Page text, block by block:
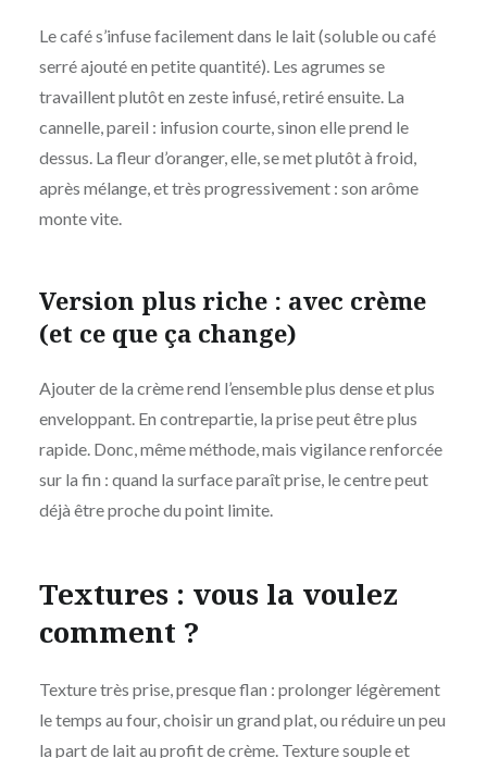
Le café s’infuse facilement dans le lait (soluble ou café
serré ajouté en petite quantité). Les agrumes se
travaillent plutôt en zeste infusé, retiré ensuite. La
cannelle, pareil : infusion courte, sinon elle prend le
dessus. La fleur d’oranger, elle, se met plutôt à froid,
après mélange, et très progressivement : son arôme
monte vite.
Version plus riche : avec crème
(et ce que ça change)
Ajouter de la crème rend l’ensemble plus dense et plus
enveloppant. En contrepartie, la prise peut être plus
rapide. Donc, même méthode, mais vigilance renforcée
sur la fin : quand la surface paraît prise, le centre peut
déjà être proche du point limite.
Textures : vous la voulez
comment ?
Texture très prise, presque flan : prolonger légèrement
le temps au four, choisir un grand plat, ou réduire un peu
la part de lait au profit de crème. Texture souple et